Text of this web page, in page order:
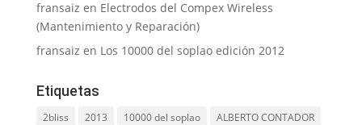
fransaiz en Electrodos del Compex Wireless
(Mantenimiento y Reparación)
fransaiz en Los 10000 del soplao edición 2012
Etiquetas
2bliss 2013 10000 del soplao
ALBERTO CONTADOR